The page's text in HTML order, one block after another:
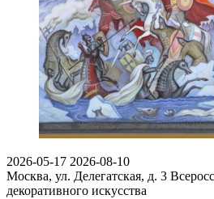
2026-05-17 2026-08-10
Москва, ул. Делегатская, д. 3
декоративного искусства